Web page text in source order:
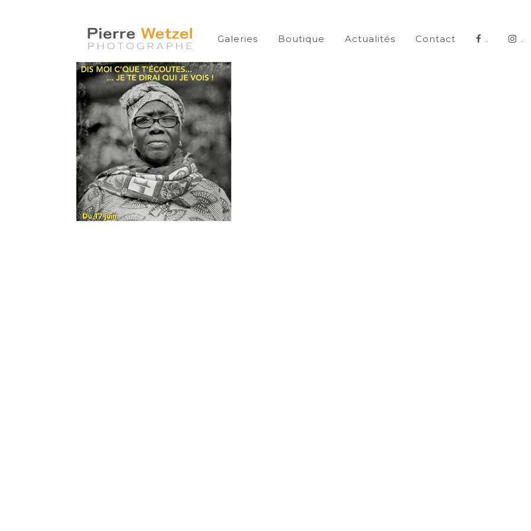
Galeries Boutique Actualités Contact . .
Dis-moi c’que
t’écoutes, je te
dirai qui je vois
AMBROTYPE COLLODION HUMIDE
EXPOSTIONS NEWS